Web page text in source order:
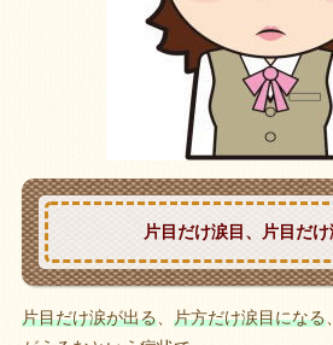
片目だけ涙目、片目だ
片目だけ涙が出る、 片方だけ涙目になる、